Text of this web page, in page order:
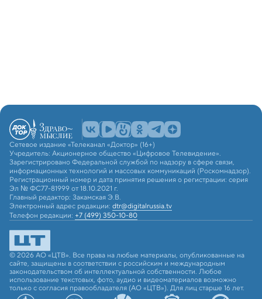
Сетевое издание «Телеканал «Доктор» (16+)
Учредитель: Акционерное общество «Цифровое Телевидение».
Зарегистрировано Федеральной службой по надзору в сфере связи,
информационных технологий и массовых коммуникаций (Роскомнадзор).
Регистрационный номер и дата принятия решения о регистрации: серия
Эл № ФС77-81999 от 18.10.2021 г.
Главный редактор: Закамская Э.В.
Электронный адрес редакции: dtr@digitalrussia.tv
Телефон редакции: +7 (499) 350-10-80
© 2026 АО «ЦТВ». Все права на любые материалы, опубликованные на
сайте, защищены в соответствии с российским и международным
законодательством об интеллектуальной собственности. Любое
использование текстовых, фото, аудио и видеоматериалов возможно
только с согласия правообладателя (АО «ЦТВ»). Для лиц старше 16 лет.